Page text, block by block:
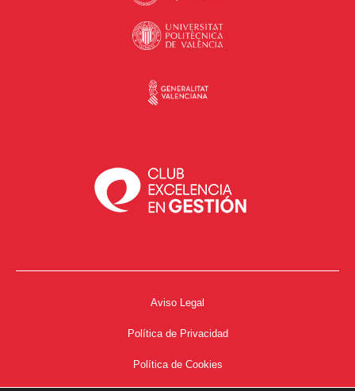
Aviso Legal
Política de Privacidad
Política de Cookies